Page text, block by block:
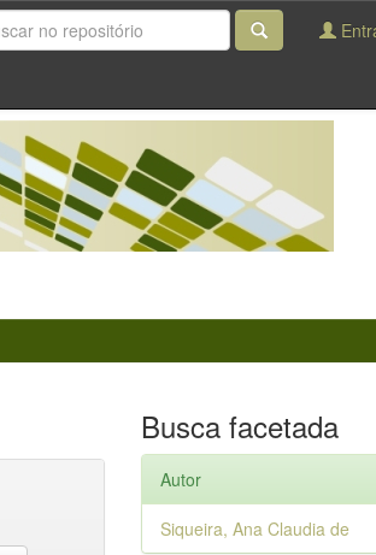
Busca facetada
Autor
Siqueira, Ana Claudia de